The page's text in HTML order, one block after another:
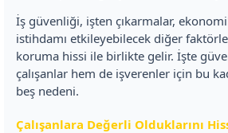
İş güvenliği, işten çıkarmalar,
istihdamı etkileyebilecek diğer
koruma hissi ile birlikte gelir. İşte
çalışanlar hem de işverenler için bu
beş nedeni.
Çalışanlara Değerli Olduklarını